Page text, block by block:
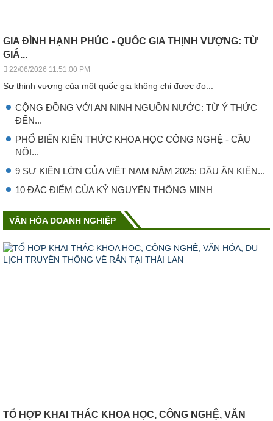
GIA ĐÌNH HẠNH PHÚC - QUỐC GIA THỊNH VƯỢNG: TỪ
GIÁ...
22/06/2026 11:51:00 PM
Sự thịnh vượng của một quốc gia không chỉ được đo...
CỘNG ĐỒNG VỚI AN NINH NGUỒN NƯỚC: TỪ Ý THỨC
ĐẾN...
PHỔ BIẾN KIẾN THỨC KHOA HỌC CÔNG NGHỆ - CẦU
NỐI...
9 SỰ KIỆN LỚN CỦA VIỆT NAM NĂM 2025: DẤU ẤN KIẾN...
10 ĐẶC ĐIỂM CỦA KỶ NGUYÊN THÔNG MINH
VĂN HÓA DOANH NGHIỆP
TỔ HỢP KHAI THÁC KHOA HỌC, CÔNG NGHỆ, VĂN